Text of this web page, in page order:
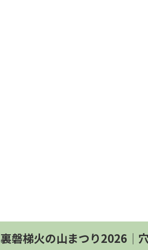
裏磐梯火の山まつり2026│